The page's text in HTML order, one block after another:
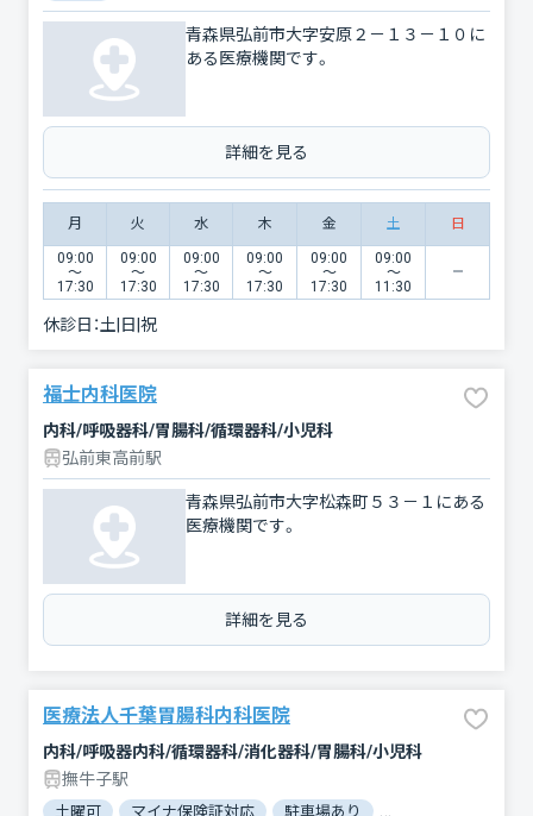
青森県弘前市大字安原２－１３－１０に
ある医療機関です。
詳細を見る
月 火 水 木 金 土 日
09:00
〜
17:30
09:00
〜
17:30
09:00
〜
17:30
09:00
〜
17:30
09:00
〜
17:30
09:00
〜
11:30
休診日：土|日|祝
福士内科医院
内科/呼吸器科/胃腸科/循環器科/小児科
弘前東高前駅
青森県弘前市大字松森町５３－１にある
医療機関です。
詳細を見る
医療法人千葉胃腸科内科医院
内科/呼吸器内科/循環器科/消化器科/胃腸科/小児科
撫牛子駅
土曜可 マイナ保険証対応 駐車場あり